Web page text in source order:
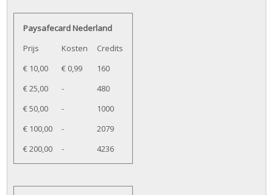
Paysafecard Nederland
Prijs
Kosten
Credits
€ 10,00
€ 0,99
160
€ 25,00
-
480
€ 50,00
-
1000
€ 100,00
-
2079
€ 200,00
- 4236